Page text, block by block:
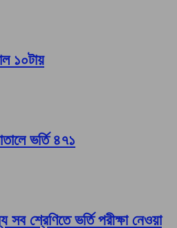
১০টায়
ভর্তি ৪৭১
শ্রেণিতে ভর্তি পরীক্ষা নেওয়া